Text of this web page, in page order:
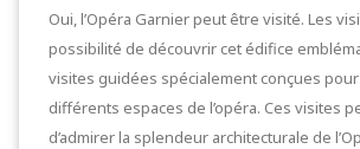
Oui, l’Opéra Garnier peut être visité. Les
possibilité de découvrir cet édifice
visites guidées spécialement conçues
différents espaces de l’opéra. Ces visites
d’admirer la splendeur architecturale de